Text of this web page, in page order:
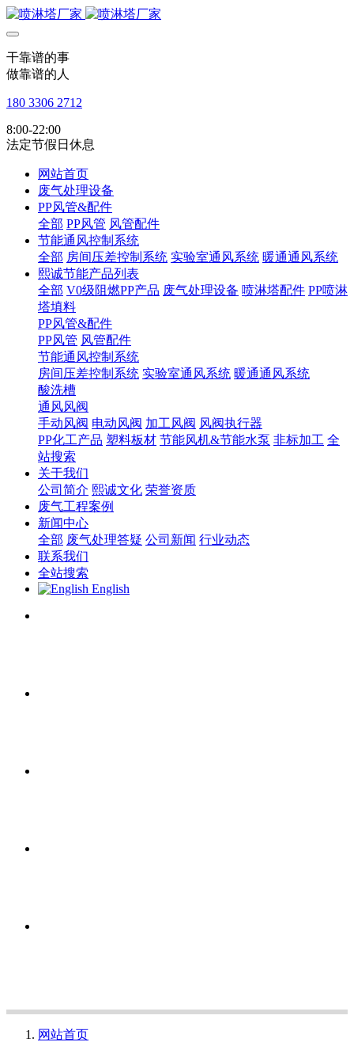
干靠谱的事
做靠谱的人
180 3306 2712
8:00-22:00
法定节假日休息
网站首页
废气处理设备
PP风管&配件
全部 PP风管 风管配件
节能通风控制系统
全部 房间压差控制系统 实验室通风系统 暖通通风系统
熙诚节能产品列表
全部 V0级阻燃PP产品 废气处理设备 喷淋塔配件 PP喷淋
塔填料
PP风管&配件
PP风管 风管配件
节能通风控制系统
房间压差控制系统 实验室通风系统 暖通通风系统
酸洗槽
通风风阀
手动风阀 电动风阀 加工风阀 风阀执行器
PP化工产品 塑料板材 节能风机&节能水泵 非标加工 全
站搜索
关于我们
公司简介 熙诚文化 荣誉资质
废气工程案例
新闻中心
全部 废气处理答疑 公司新闻 行业动态
联系我们
全站搜索
English
网站首页